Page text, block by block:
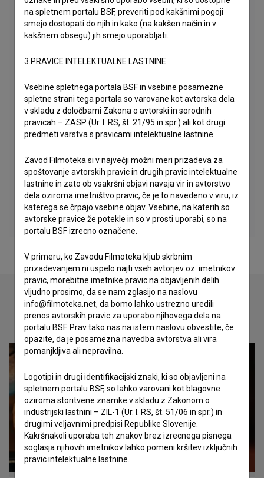
Oglejte si
na spletnem portalu BSF, preveriti pod kakšnimi pogoji
smejo dostopati do njih in kako (na kakšen način in v
kakšnem obsegu) jih smejo uporabljati.
3.PRAVICE INTELEKTUALNE LASTNINE
Vsebine spletnega portala BSF in vsebine posamezne
spletne strani tega portala so varovane kot avtorska dela
v skladu z določbami Zakona o avtorski in sorodnih
pravicah – ZASP (Ur. l. RS, št. 21/95 in spr.) ali kot drugi
predmeti varstva s pravicami intelektualne lastnine.
Zavod Filmoteka si v največji možni meri prizadeva za
spoštovanje avtorskih pravic in drugih pravic intelektualne
lastnine in zato ob vsakršni objavi navaja vir in avtorstvo
dela oziroma imetništvo pravic, če je to navedeno v viru, iz
katerega se črpajo vsebine objav. Vsebine, na katerih so
avtorske pravice že potekle in so v prosti uporabi, so na
portalu BSF izrecno označene.
V primeru, ko Zavodu Filmoteka kljub skrbnim
prizadevanjem ni uspelo najti vseh avtorjev oz. imetnikov
pravic, morebitne imetnike pravic na objavljenih delih
vljudno prosimo, da se nam zglasijo na naslovu
info@filmoteka.net, da bomo lahko ustrezno uredili
prenos avtorskih pravic za uporabo njihovega dela na
portalu BSF. Prav tako nas na istem naslovu obvestite, če
opazite, da je posamezna navedba avtorstva ali vira
pomanjkljiva ali nepravilna.
Logotipi in drugi identifikacijski znaki, ki so objavljeni na
spletnem portalu BSF, so lahko varovani kot blagovne
oziroma storitvene znamke v skladu z Zakonom o
industrijski lastnini – ZIL-1 (Ur. l. RS, št. 51/06 in spr.) in
drugimi veljavnimi predpisi Republike Slovenije.
Kakršnakoli uporaba teh znakov brez izrecnega pisnega
soglasja njihovih imetnikov lahko pomeni kršitev izključnih
pravic intelektualne lastnine.